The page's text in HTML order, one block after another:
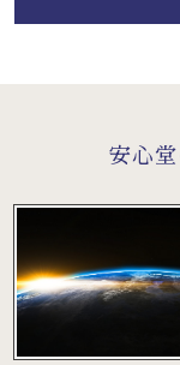
安心